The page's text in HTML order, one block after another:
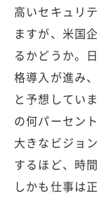
高いセキュリ
ますが、米国
るかどうか。
格導入が進み
と予想してい
の何パーセン
大きなビジョ
するほど、時
しかも仕事は